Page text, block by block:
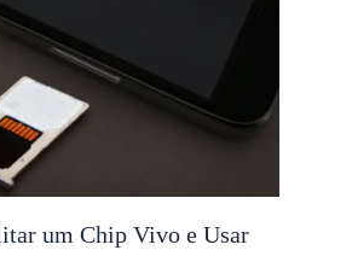
um Chip Vivo e Usar